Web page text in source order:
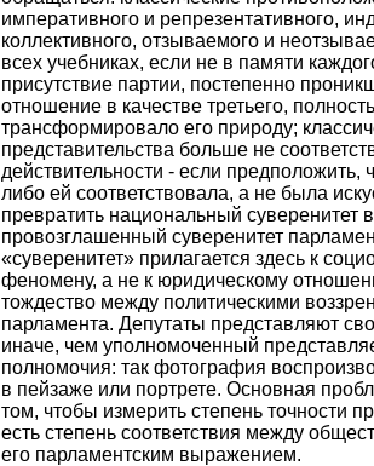
императивного и репрезентативного,
коллективного, отзываемого и
всех учебниках, если не в памяти
присутствие партии, постепенно
отношение в качестве третьего,
трансформировало его природу;
представительства больше не
действительности - если предположить,
либо ей соответствовала, а не была
превратить национальный суверенитет
провозглашенный суверенитет
«суверенитет» прилагается здесь к
феномену, а не к юридическому
тождество между политическими
парламента. Депутаты представляют
иначе, чем уполномоченный
полномочия: так фотография
в пейзаже или портрете. Основная
том, чтобы измерить степень точности
есть степень соответствия между
его парламентским выражением.